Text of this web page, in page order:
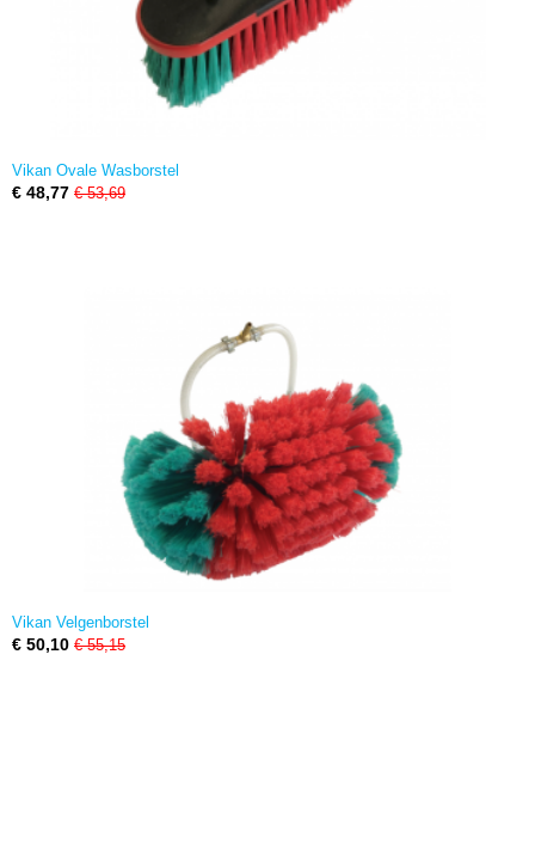
Vikan Ovale Wasborstel
€ 48,77 € 53,69
Vikan Velgenborstel
€ 50,10 € 55,15